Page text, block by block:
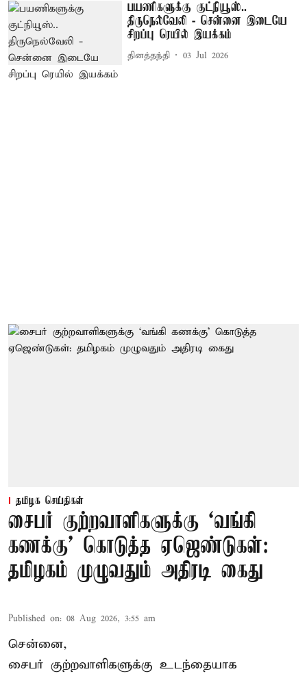
பயணிகளுக்கு குட்நியூஸ்..
திருநெல்வேலி - சென்னை இடையே
சிறப்பு ரெயில் இயக்கம்
தினத்தந்தி 03 Jul 2026
தமிழக செய்திகள்
சைபர் குற்றவாளிகளுக்கு ‘வங்கி
கணக்கு’ கொடுத்த ஏஜெண்டுகள்:
தமிழகம் முழுவதும் அதிரடி கைது
Published on: 08 Aug 2026, 3:55 am
சென்னை,
சைபர் குற்றவாளிகளுக்கு உடந்தையாக